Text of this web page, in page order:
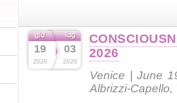
giu
19
2026
lug
03
2026
2026
Venice | June
Albrizzi-Capello,